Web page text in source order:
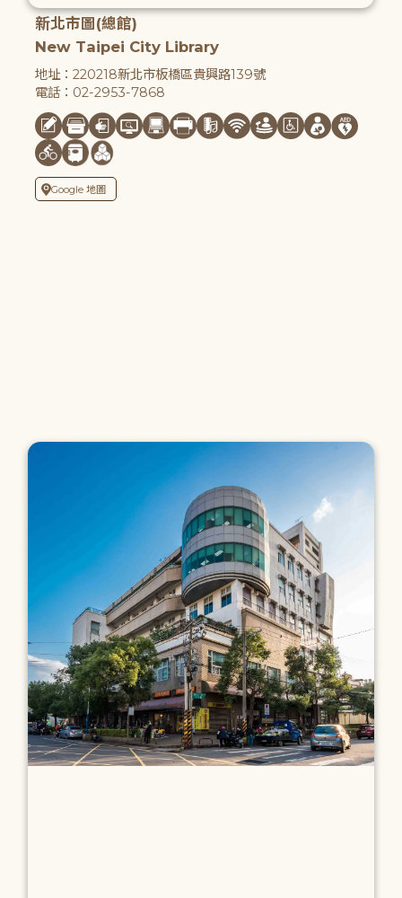
新北市圖(總館)
New Taipei City Library
地址：220218新北市板橋區貴興路139號
電話：02-2953-7868
Google 地圖